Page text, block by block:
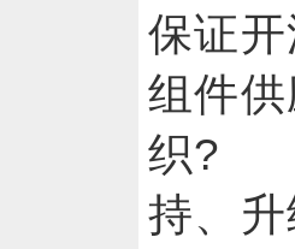
保证
组件
织?
持、